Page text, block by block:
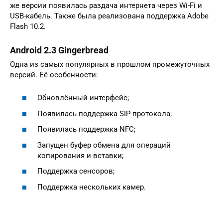
же версии появилась раздача интернета через Wi-Fi и
USB-кабель. Также была реализована поддержка Adobe
Flash 10.2.
Android 2.3 Gingerbread
Одна из самых популярных в прошлом промежуточных
версий. Её особенности:
Обновлённый интерфейс;
Появилась поддержка SIP-протокола;
Появилась поддержка NFC;
Запущен буфер обмена для операций
копирования и вставки;
Поддержка сенсоров;
Поддержка нескольких камер.